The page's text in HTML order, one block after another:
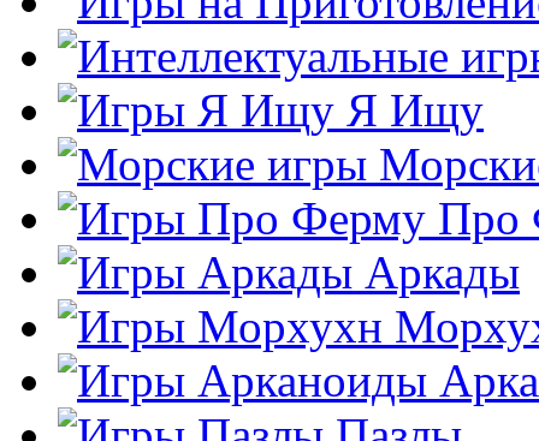
Я Ищу
Про
Аркады